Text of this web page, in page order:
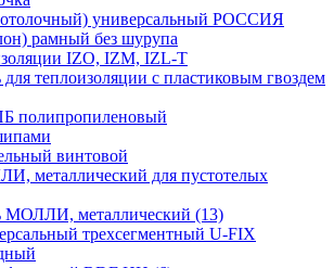
универсальный РОССИЯ
рамный без шурупа
IZO, IZM, IZL-T
теплоизоляции с пластиковым гвоздем
полипропиленовый
винтовой
металлический для пустотелых
МОЛЛИ, металлический (13)
трехсегментный U-FIX